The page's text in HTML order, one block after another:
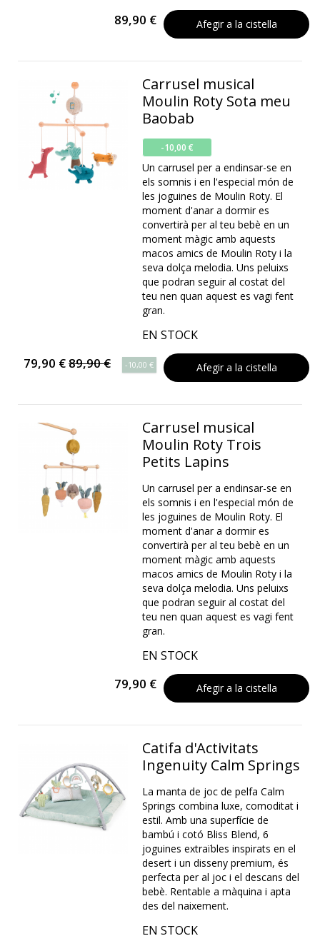
89,90 € Afegir a la cistella
Carrusel musical
Moulin Roty Sota meu
Baobab
-10,00 €
Un carrusel per a endinsar-se en
els somnis i en l'especial món de
les joguines de Moulin Roty. El
moment d'anar a dormir es
convertirà per al teu bebè en un
moment màgic amb aquests
macos amics de Moulin Roty i la
seva dolça melodia. Uns peluixs
que podran seguir al costat del
teu nen quan aquest es vagi fent
gran.
EN STOCK
79,90 €89,90 € -10,00 € Afegir a la cistella
Carrusel musical
Moulin Roty Trois
Petits Lapins
Un carrusel per a endinsar-se en
els somnis i en l'especial món de
les joguines de Moulin Roty. El
moment d'anar a dormir es
convertirà per al teu bebè en un
moment màgic amb aquests
macos amics de Moulin Roty i la
seva dolça melodia. Uns peluixs
que podran seguir al costat del
teu nen quan aquest es vagi fent
gran.
EN STOCK
79,90 € Afegir a la cistella
Catifa d'Activitats
Ingenuity Calm Springs
La manta de joc de pelfa Calm
Springs combina luxe, comoditat i
estil. Amb una superfície de
bambú i cotó Bliss Blend, 6
joguines extraïbles inspirats en el
desert i un disseny premium, és
perfecta per al joc i el descans del
bebè. Rentable a màquina i apta
des del naixement.
EN STOCK